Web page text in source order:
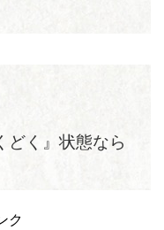
どく』状態なら
ク